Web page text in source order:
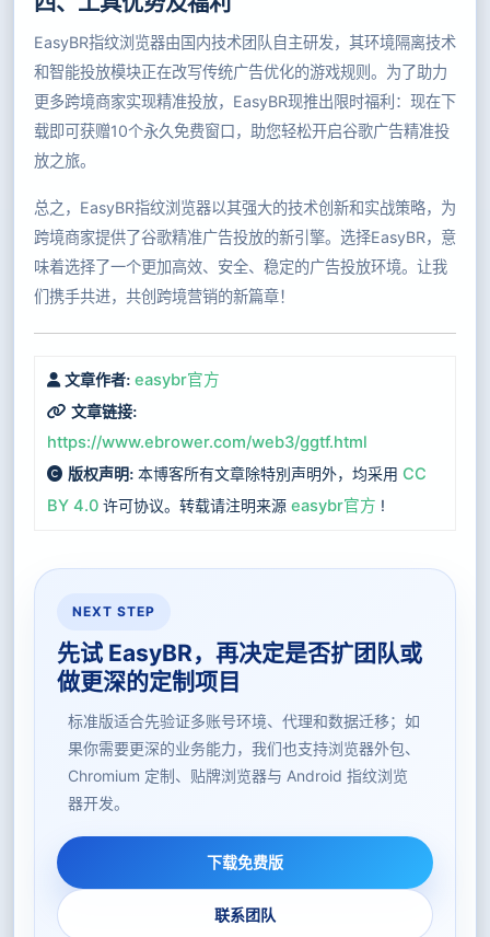
EasyBR指纹浏览器由国内技术团队自主研发，其环境隔离技术
和智能投放模块正在改写传统广告优化的游戏规则。为了助力
更多跨境商家实现精准投放，EasyBR现推出限时福利：现在下
载即可获赠10个永久免费窗口，助您轻松开启谷歌广告精准投
放之旅。
总之，EasyBR指纹浏览器以其强大的技术创新和实战策略，为
跨境商家提供了谷歌精准广告投放的新引擎。选择EasyBR，意
味着选择了一个更加高效、安全、稳定的广告投放环境。让我
们携手共进，共创跨境营销的新篇章！
文章作者: easybr官方
文章链接:
https://www.ebrower.com/web3/ggtf.html
版权声明: 本博客所有文章除特別声明外，均采用CC
BY 4.0 许可协议。转载请注明来源easybr官方 !
NEXT STEP
先试 EasyBR，再决定是否扩团队或
做更深的定制项目
标准版适合先验证多账号环境、代理和数据迁移；如
果你需要更深的业务能力，我们也支持浏览器外包、
Chromium 定制、贴牌浏览器与 Android 指纹浏览
器开发。
下载免费版
联系团队